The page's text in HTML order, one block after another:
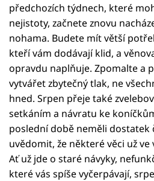
Sledujte prima+
Filmový festival
Pořady
Mámy sobě
Přihlášení
předchozích týdnech, které
nejistoty, začnete znovu
nohama. Budete mít větší
kteří vám dodávají klid, a
opravdu naplňuje. Zpomalte a
vytvářet zbytečný tlak, ne
hned. Srpen přeje také
setkáním a návratu ke
poslední době neměli dostatek
uvědomit, že některé věci už ve
Ať už jde o staré návyky,
které vás spíše vyčerpávají,